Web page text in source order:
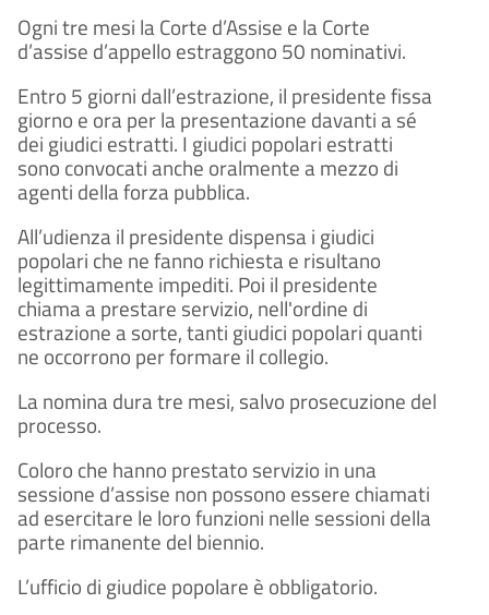
Ogni tre mesi la Corte d’Assise e la Corte
d’assise d’appello estraggono 50 nominativi.
Entro 5 giorni dall’estrazione, il presidente fissa
giorno e ora per la presentazione davanti a sé
dei giudici estratti. I giudici popolari estratti
sono convocati anche oralmente a mezzo di
agenti della forza pubblica.
All’udienza il presidente dispensa i giudici
popolari che ne fanno richiesta e risultano
legittimamente impediti. Poi il presidente
chiama a prestare servizio, nell'ordine di
estrazione a sorte, tanti giudici popolari quanti
ne occorrono per formare il collegio.
La nomina dura tre mesi, salvo prosecuzione del
processo.
Coloro che hanno prestato servizio in una
sessione d’assise non possono essere chiamati
ad esercitare le loro funzioni nelle sessioni della
parte rimanente del biennio.
L’ufficio di giudice popolare è obbligatorio.